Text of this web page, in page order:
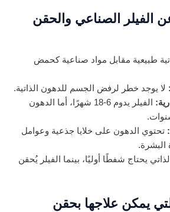
الفيلر الصناعي والحقن
طبيعية مقابل مواد صناعية كحمض
لا يوجد خطر لرفض الجسم للدهون الذاتية.
الفيلر يدوم 6-18 شهرًا، أما الدهون
تحتوي الدهون على خلايا جذعية وعوامل
يحتاج شفطًا أوليًا، بينما الفيلر يُحقن
يمكن علاجها بحقن